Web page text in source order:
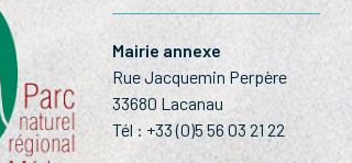
Mairie annexe
Rue Jacquemin Perpère
33680 Lacanau
Tél : +33 (0)5 56 03 21 22